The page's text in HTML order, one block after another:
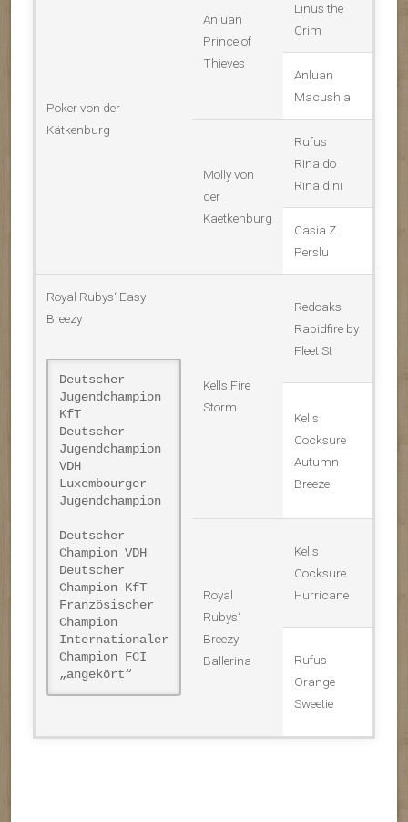
Poker von der
Kätkenburg
Anluan
Prince of
Thieves
Linus the
Crim
Anluan
Macushla
Molly von
der
Kaetkenburg
Rufus
Rinaldo
Rinaldini
Casia Z
Perslu
Royal Rubys‘ Easy
Breezy
Deutscher
Jugendchampion
KfT
Deutscher
Jugendchampion
VDH
Luxembourger
Jugendchampion
Deutscher
Champion VDH
Deutscher
Champion KfT
Französischer
Champion
Internationaler
Champion FCI
„angekört“
Kells Fire
Storm
Redoaks
Rapidfire by
Fleet St
Kells
Cocksure
Autumn
Breeze
Royal
Rubys‘
Breezy
Ballerina
Kells
Cocksure
Hurricane
Rufus
Orange
Sweetie